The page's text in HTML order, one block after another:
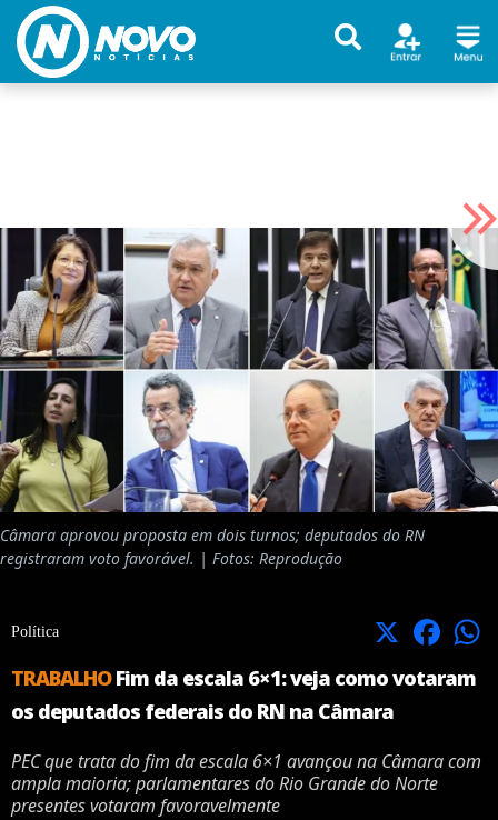
Câmara aprovou proposta em dois turnos; deputados do RN
registraram voto favorável. | Fotos: Reprodução
Política X Facebook
TRABALHOFim da escala 6×1: veja como votaram
os deputados federais do RN na Câmara
PEC que trata do fim da escala 6×1 avançou na Câmara com
ampla maioria; parlamentares do Rio Grande do Norte
presentes votaram favoravelmente